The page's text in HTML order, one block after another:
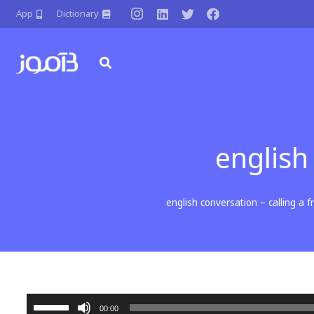
Dictionary
App
english conversation – calling a
00:00